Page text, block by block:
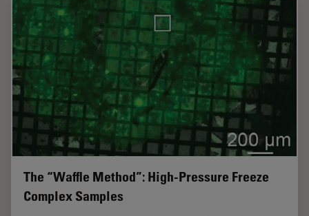
The “Waffle Method”: High-Pressure Freeze
Complex Samples